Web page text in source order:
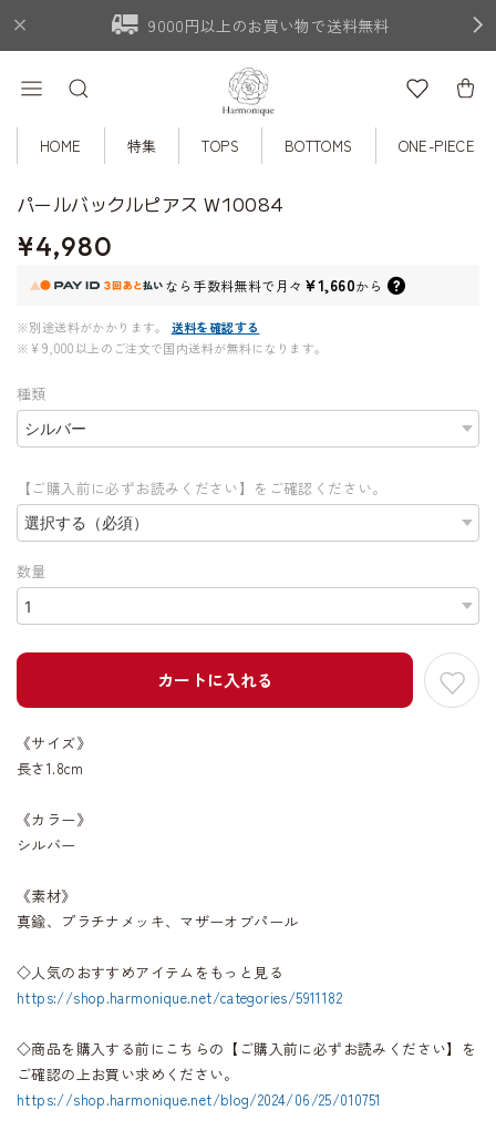
9000円以上のお買い物で送料無料
HOME 特集 TOPS BOTTOMS ONE-PIECE
パールバックルピアス W10084
¥4,980
なら 手数料無料で月々 ¥1,660から
※別途送料がかかります。
送料を確認する
※¥9,000以上のご注文で国内送料が無料になります。
種類
【ご購入前に必ずお読みください】をご確認ください。
数量
カートに入れる
《サイズ》
長さ1.8cm
《カラー》
シルバー
《素材》
真鍮、プラチナメッキ、マザーオブパール
◇人気のおすすめアイテムをもっと見る
https://shop.harmonique.net/categories/5911182
◇商品を購入する前にこちらの【ご購入前に必ずお読みください】を
ご確認の上お買い求めください。
https://shop.harmonique.net/blog/2024/06/25/010751